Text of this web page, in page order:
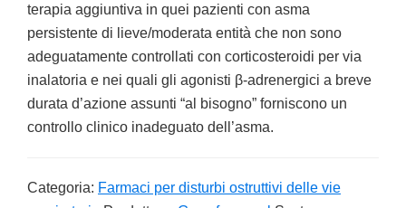
terapia aggiuntiva in quei pazienti con asma
persistente di lieve/moderata entità che non sono
adeguatamente controllati con corticosteroidi per via
inalatoria e nei quali gli agonisti β-adrenergici a breve
durata d’azione assunti “al bisogno” forniscono un
controllo clinico inadeguato dell’asma.
Categoria: Farmaci per disturbi ostruttivi delle vie